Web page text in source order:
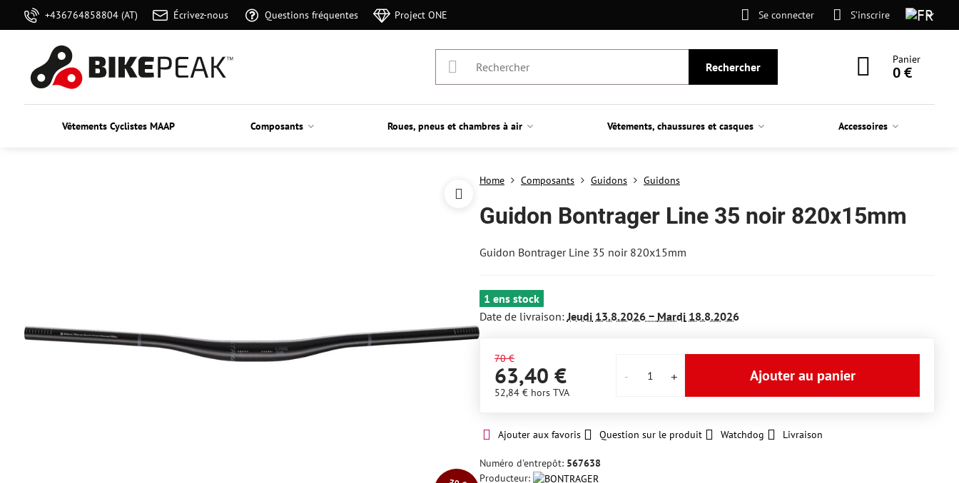
+436764858804 (AT) Écrivez-nous Questions fréquentes Project ONE Se connecter S’inscrire
Rechercher
Panier
0 €
Vêtements Cyclistes MAAP Composants Roues, pneus et chambres à air Vêtements, chaussures et casques Accessoires
Home Composants Guidons Guidons
Guidon Bontrager Line 35 noir 820x15mm
Guidon Bontrager Line 35 noir 820x15mm
1 ens stock
Date de livraison:Jeudi13.8.2026 − Mardi18.8.2026
70 €
63,40 €
52,84 € hors TVA
Ajouter au panier
Ajouter aux favoris Question sur le produit Watchdog Livraison
Numéro d'entrepôt: 567638
Producteur: